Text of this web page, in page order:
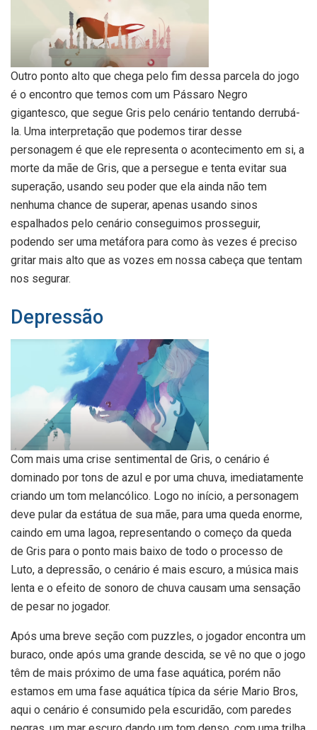
Outro ponto alto que chega pelo fim dessa parcela do jogo
é o encontro que temos com um Pássaro Negro
gigantesco, que segue Gris pelo cenário tentando derrubá-
la. Uma interpretação que podemos tirar desse
personagem é que ele representa o acontecimento em si, a
morte da mãe de Gris, que a persegue e tenta evitar sua
superação, usando seu poder que ela ainda não tem
nenhuma chance de superar, apenas usando sinos
espalhados pelo cenário conseguimos prosseguir,
podendo ser uma metáfora para como às vezes é preciso
gritar mais alto que as vozes em nossa cabeça que tentam
nos segurar.
Depressão
Com mais uma crise sentimental de Gris, o cenário é
dominado por tons de azul e por uma chuva, imediatamente
criando um tom melancólico. Logo no início, a personagem
deve pular da estátua de sua mãe, para uma queda enorme,
caindo em uma lagoa, representando o começo da queda
de Gris para o ponto mais baixo de todo o processo de
Luto, a depressão, o cenário é mais escuro, a música mais
lenta e o efeito de sonoro de chuva causam uma sensação
de pesar no jogador.
Após uma breve seção com puzzles, o jogador encontra um
buraco, onde após uma grande descida, se vê no que o jogo
têm de mais próximo de uma fase aquática, porém não
estamos em uma fase aquática típica da série Mario Bros,
aqui o cenário é consumido pela escuridão, com paredes